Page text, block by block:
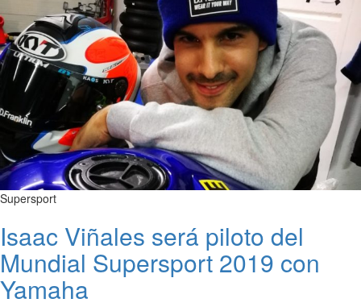
Supersport
Isaac Viñales será piloto del
Mundial Supersport 2019 con
Yamaha